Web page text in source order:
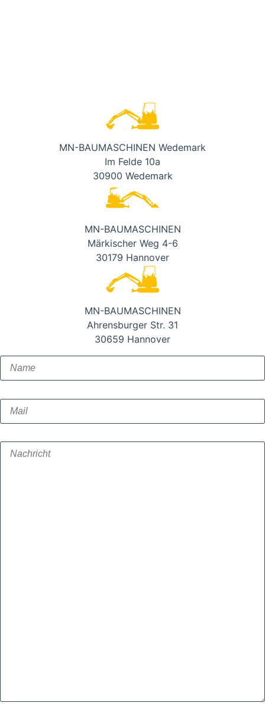
MN-BAUMASCHINEN Wedemark
Im Felde 10a
30900 Wedemark
MN-BAUMASCHINEN
Märkischer Weg 4-6
30179 Hannover
MN-BAUMASCHINEN
Ahrensburger Str. 31
30659 Hannover